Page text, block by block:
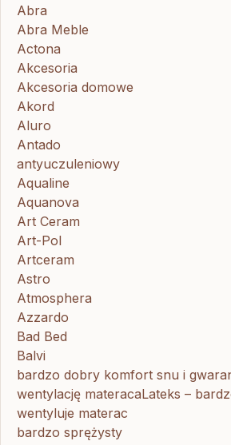
Abra
Abra Meble
Actona
Akcesoria
Akcesoria domowe
Akord
Aluro
Antado
antyuczuleniowy
Aqualine
Aquanova
Art Ceram
Art-Pol
Artceram
Astro
Atmosphera
Azzardo
Bad Bed
Balvi
bardzo dobry komfort snu i
wentylację materacaLateks –
wentyluje materac
bardzo sprężysty